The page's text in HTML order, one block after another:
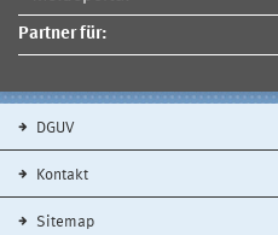
Partner für:
DGUV
Kontakt
Sitemap